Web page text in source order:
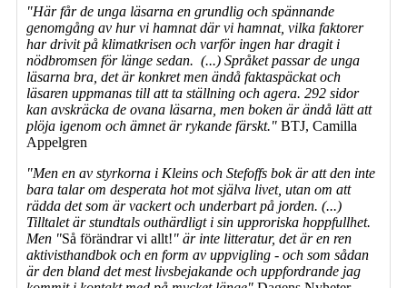
"Här får de unga läsarna en grundlig och spännande
genomgång av hur vi hamnat där vi hamnat, vilka faktorer
har drivit på klimatkrisen och varför ingen har dragit i
nödbromsen för länge sedan. (...) Språket passar de unga
läsarna bra, det är konkret men ändå faktaspäckat och
läsaren uppmanas till att ta ställning och agera. 292 sidor
kan avskräcka de ovana läsarna, men boken är ändå lätt att
plöja igenom och ämnet är rykande färskt." BTJ, Camilla
Appelgren
"Men en av styrkorna i Kleins och Stefoffs bok är att den inte
bara talar om desperata hot mot själva livet, utan om att
rädda det som är vackert och underbart på jorden. (...)
Tilltalet är stundtals outhärdligt i sin upproriska hoppfullhet.
Men "Så förändrar vi allt!" är inte litteratur, det är en ren
aktivisthandbok och en form av uppvigling - och som sådan
är den bland det mest livsbejakande och uppfordrande jag